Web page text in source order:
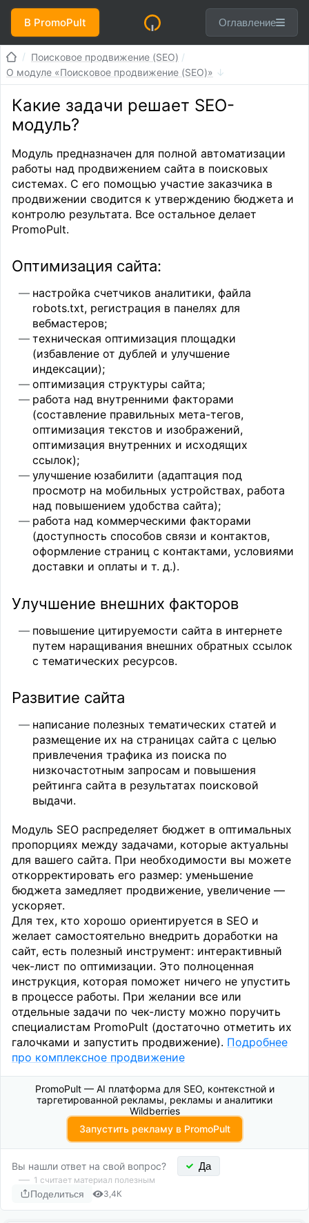
В PromoPult Оглавление
Поисковое продвижение (SEO)
О модуле «Поисковое продвижение (SEO)»
Какие задачи решает SEO-
модуль?
Модуль предназначен для полной автоматизации
работы над продвижением сайта в поисковых
системах. С его помощью участие заказчика в
продвижении сводится к утверждению бюджета и
контролю результата. Все остальное делает
PromoPult.
Оптимизация сайта:
настройка счетчиков аналитики, файла
robots.txt, регистрация в панелях для
вебмастеров;
техническая оптимизация площадки
(избавление от дублей и улучшение
индексации);
оптимизация структуры сайта;
работа над внутренними факторами
(составление правильных мета-тегов,
оптимизация текстов и изображений,
оптимизация внутренних и исходящих
ссылок);
улучшение юзабилити (адаптация под
просмотр на мобильных устройствах, работа
над повышением удобства сайта);
работа над коммерческими факторами
(доступность способов связи и контактов,
оформление страниц с контактами, условиями
доставки и оплаты и т. д.).
Улучшение внешних факторов
повышение цитируемости сайта в интернете
путем наращивания внешних обратных ссылок
с тематических ресурсов.
Развитие сайта
написание полезных тематических статей и
размещение их на страницах сайта с целью
привлечения трафика из поиска по
низкочастотным запросам и повышения
рейтинга сайта в результатах поисковой
выдачи.
Модуль SEO распределяет бюджет в оптимальных
пропорциях между задачами, которые актуальны
для вашего сайта. При необходимости вы можете
откорректировать его размер: уменьшение
бюджета замедляет продвижение, увеличение —
ускоряет.
Для тех, кто хорошо ориентируется в SEO и
желает самостоятельно внедрить доработки на
сайт, есть полезный инструмент: интерактивный
чек-лист по оптимизации. Это полноценная
инструкция, которая поможет ничего не упустить
в процессе работы. При желании все или
отдельные задачи по чек-листу можно поручить
специалистам PromoPult (достаточно отметить их
галочками и запустить продвижение). Подробнее
про комплексное продвижение
PromoPult — AI платформа для SEO, контекстной и
таргетированной рекламы, рекламы и аналитики
Wildberries
Запустить рекламу в PromoPult
Вы нашли ответ на свой вопрос? Да
1 считает материал полезным
Поделиться 3,4К